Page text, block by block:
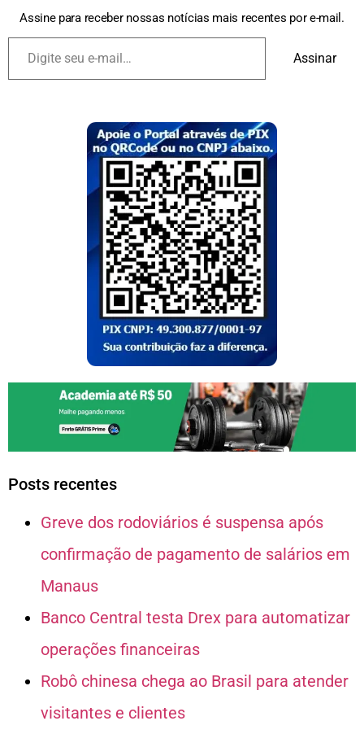
Assine para receber nossas notícias mais recentes por e-mail.
Assinar
Posts recentes
Greve dos rodoviários é suspensa após
confirmação de pagamento de salários em
Manaus
Banco Central testa Drex para automatizar
operações financeiras
Robô chinesa chega ao Brasil para atender
visitantes e clientes